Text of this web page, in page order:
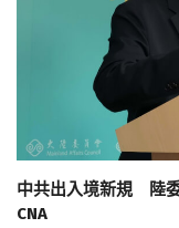
中共出入境新規 陸
CNA